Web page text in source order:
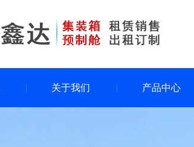
关于我们 产品中心